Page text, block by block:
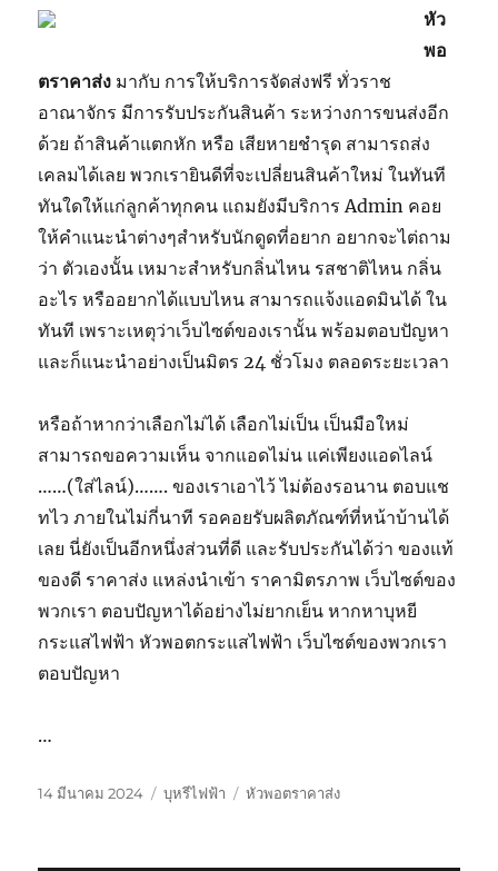
หัว
พอ
ตราคาส่ง มากับ การให้บริการจัดส่งฟรี ทั่วราช
อาณาจักร มีการรับประกันสินค้า ระหว่างการขนส่งอีก
ด้วย ถ้าสินค้าแตกหัก หรือ เสียหายชำรุด สามารถส่ง
เคลมได้เลย พวกเรายินดีที่จะเปลี่ยนสินค้าใหม่ ในทันที
ทันใดให้แก่ลูกค้าทุกคน แถมยังมีบริการ Admin คอย
ให้คำแนะนำต่างๆสำหรับนักดูดที่อยาก อยากจะไต่ถาม
ว่า ตัวเองนั้น เหมาะสำหรับกลิ่นไหน รสชาติไหน กลิ่น
อะไร หรืออยากได้แบบไหน สามารถแจ้งแอดมินได้ ใน
ทันที เพราะเหตุว่าเว็บไซต์ของเรานั้น พร้อมตอบปัญหา
และก็แนะนำอย่างเป็นมิตร 24 ชั่วโมง ตลอดระยะเวลา
หรือถ้าหากว่าเลือกไม่ได้ เลือกไม่เป็น เป็นมือใหม่
สามารถขอความเห็น จากแอดไม่น แค่เพียงแอดไลน์
……(ใส่ไลน์)……. ของเราเอาไว้ ไม่ต้องรอนาน ตอบแช
ทไว ภายในไม่กี่นาที รอคอยรับผลิตภัณฑ์ที่หน้าบ้านได้
เลย นี่ยังเป็นอีกหนึ่งส่วนที่ดี และรับประกันได้ว่า ของแท้
ของดี ราคาส่ง แหล่งนำเข้า ราคามิตรภาพ เว็บไซต์ของ
พวกเรา ตอบปัญหาได้อย่างไม่ยากเย็น หากหาบุหยี
กระแสไฟฟ้า หัวพอตกระแสไฟฟ้า เว็บไซต์ของพวกเรา
ตอบปัญหา
…
เขียน
14 มีนาคม 2024
หมวด
บุหรีไฟฟ้า
ป้าย
หัวพอตราคาส่ง